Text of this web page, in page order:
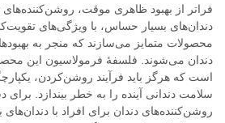
فراتر از بهبود ظاهری موقت، روشن‌کننده‌های
دندان‌های بسیار حساس، با ویژگی‌های
محصولات متمایز می‌سازند که منجر به
دندان می‌شوند. فلسفهٔ فرمولاسیون این
است که هرگز باید فرآیند روشن‌کردن،
سلامت دندانی آینده را به خطر بیندازد. برای
روشن‌کننده‌های دندان برای افراد با